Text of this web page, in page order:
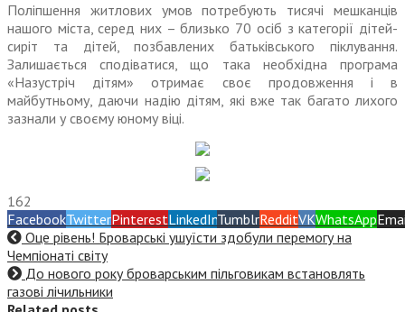
Поліпшення житлових умов потребують тисячі мешканців
нашого міста, серед них – близько 70 осіб з категорії дітей-
сиріт та дітей, позбавлених батьківського піклування.
Залишається сподіватися, що така необхідна програма
«Назустріч дітям» отримає своє продовження і в
майбутньому, даючи надію дітям, які вже так багато лихого
зазнали у своєму юному віці.
162
FacebookTwitterPinterestLinkedInTumblrRedditVKWhatsApp
Оце рівень! Броварські ушуїсти здобули перемогу на
Чемпіонаті світу
До нового року броварським пільговикам встановлять
газові лічильники